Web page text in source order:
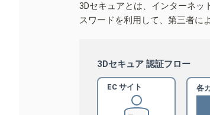
3Dセキュアとは、インターネ
スワードを利用して、第三者に
3Dセキュア 認証フロー
EC サイト 各